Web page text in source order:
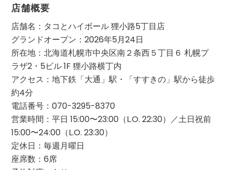
店舗概要
店舗名：タコとハイボール 狸小路5丁目店
グランドオープン：2026年5月24日
所在地：北海道札幌市中央区南２条西５丁目６ 札幌プ
ラザ2・5ビル 1F 狸小路横丁内
アクセス：地下鉄「大通」駅・「すすきの」駅から徒歩
約4分
電話番号：070-3295-8370
営業時間：平日 15:00〜23:00（L.O. 22:30）／土日祝前
15:00〜24:00（L.O. 23:30）
定休日：毎週月曜日
座席数：6席